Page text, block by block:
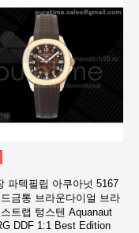
파텍필립 아쿠아넛 5167
금통 브라운다이얼 브라
트랩 텅스텐 Aquanaut
DDF 1:1 Best Edition